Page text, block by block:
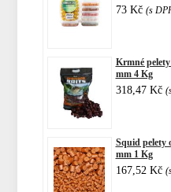
73 Kč (s
Krmné pelety
mm 4 Kg
318,47 Kč
Squid pelety
mm 1 Kg
167,52 Kč